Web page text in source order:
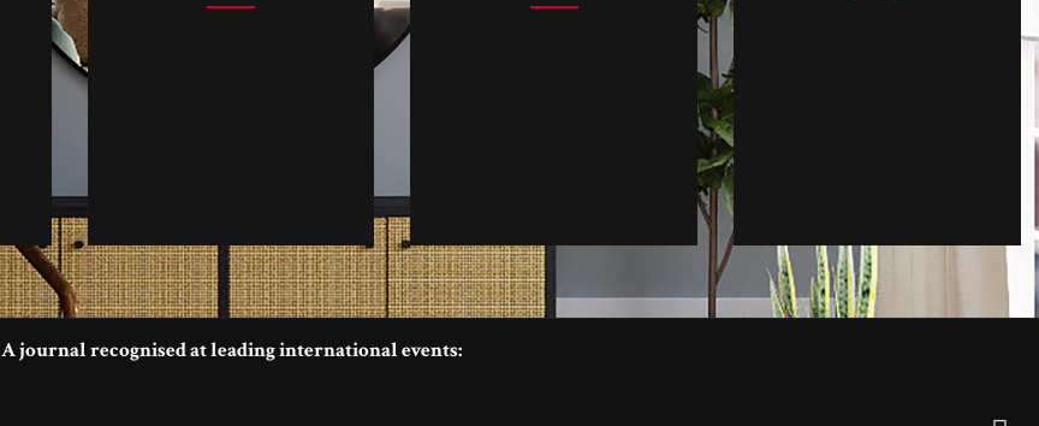
A journal recognised at leading international events: